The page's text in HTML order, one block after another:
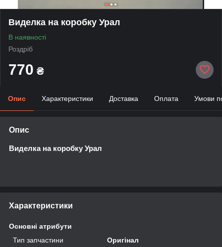
Виделка на коробку Урал
В наявності
Роздріб
770 ₴
Опис Характеристики Доставка Оплата Умови
Опис
Виделка на коробку Урал
Характеристики
Основні атрибути
Тип запчастини
Оригінал